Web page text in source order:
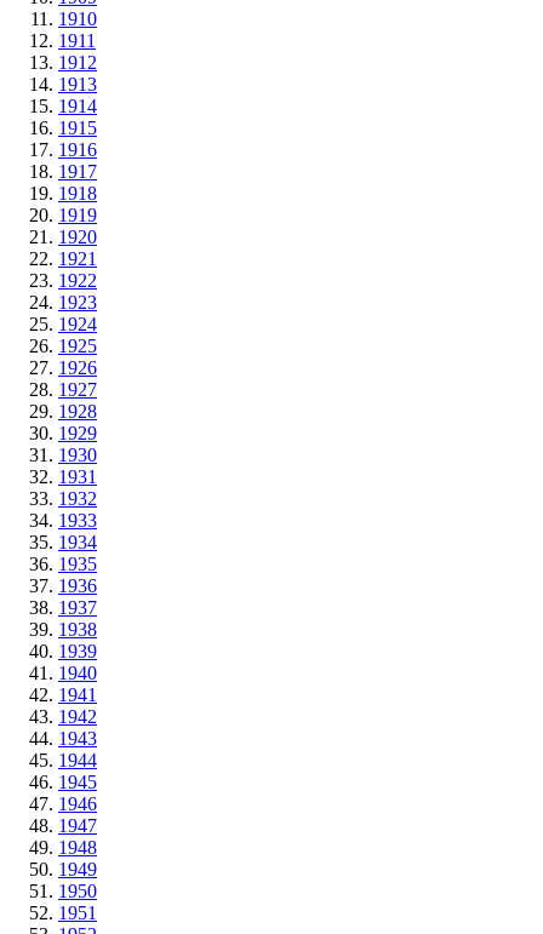
1910
1911
1912
1913
1914
1915
1916
1917
1918
1919
1920
1921
1922
1923
1924
1925
1926
1927
1928
1929
1930
1931
1932
1933
1934
1935
1936
1937
1938
1939
1940
1941
1942
1943
1944
1945
1946
1947
1948
1949
1950
1951